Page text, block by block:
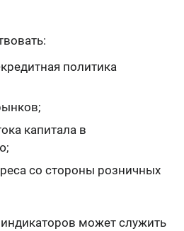
политика
капитала в
со стороны розничных
может служить